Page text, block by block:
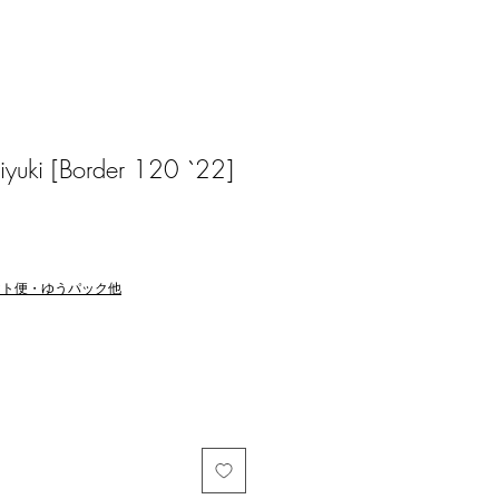
[Border 120 `22]
便・ゆうパック他